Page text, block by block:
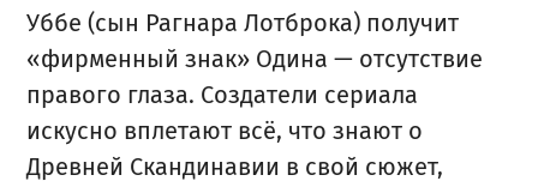
Уббе (сын Рагнара Лотброка) получит
«фирменный знак» Одина — отсутствие
правого глаза. Создатели сериала
искусно вплетают всё, что знают о
Древней Скандинавии в свой сюжет,